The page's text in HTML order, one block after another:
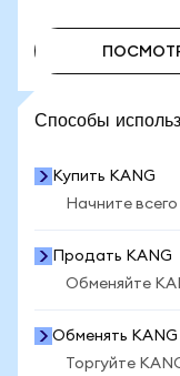
Способы
Купить KANG
Начните
Продать KANG
Обменяйте
Обменять KANG
Торгуйте